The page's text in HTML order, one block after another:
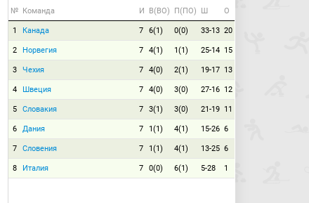
№ Команда И В(ВО) П(ПО) Ш О
1 Канада 7 6(1) 0(0) 33-13 20
2 Норвегия 7 4(1) 1(1) 25-14 15
3 Чехия 7 4(0) 2(1) 19-17 13
4 Швеция 7 4(0) 3(0) 27-16 12
5 Словакия 7 3(1) 3(0) 21-19 11
6 Дания 7 1(1) 4(1) 15-26 6
7 Словения 7 1(1) 4(1) 13-25 6
8 Италия 7 0(0) 6(1) 5-28 1